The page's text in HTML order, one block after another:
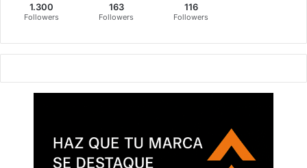
1.300
Followers
163
Followers
116
Followers